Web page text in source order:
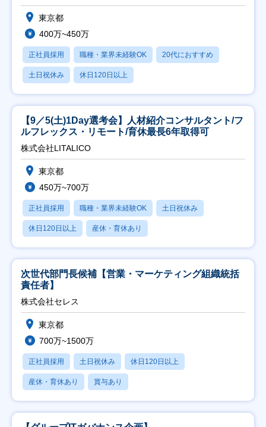
東京都
400万~450万
正社員採用 職種・業界未経験OK 20代におすすめ
土日祝休み 休日120日以上
【9／5(土)1Day選考会】人材紹介コンサルタント/フ
ルフレックス・リモート/育休最長6年取得可
株式会社LITALICO
東京都
450万~700万
正社員採用 職種・業界未経験OK 土日祝休み
休日120日以上 産休・育休あり
次世代部門長候補【営業・マーケティング組織統括
責任者】
株式会社セレス
東京都
700万~1500万
正社員採用 土日祝休み 休日120日以上
産休・育休あり 賞与あり